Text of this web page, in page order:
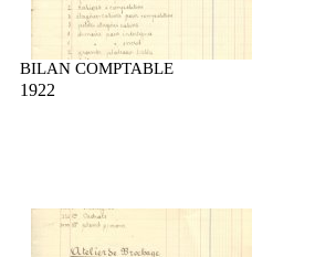
BILAN COMPTABLE
1922